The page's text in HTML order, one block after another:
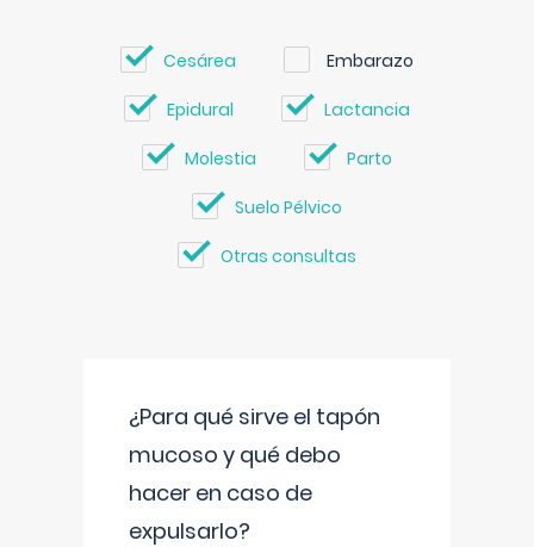
Cesárea Embarazo
Epidural Lactancia
Molestia Parto
Suelo Pélvico
Otras consultas
¿Para qué sirve el tapón
mucoso y qué debo
hacer en caso de
expulsarlo?